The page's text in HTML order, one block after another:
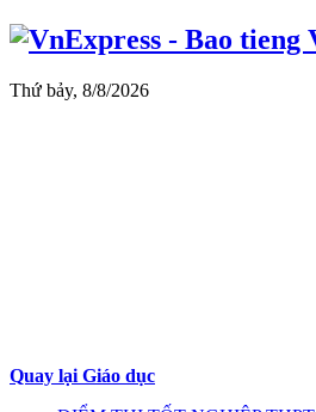
Thứ bảy, 8/8/2026
Quay lại Giáo dục